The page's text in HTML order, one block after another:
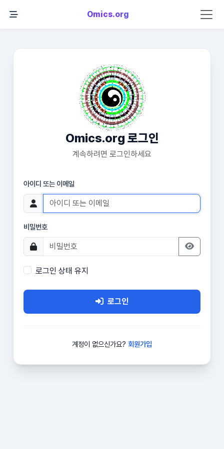
Omics.org
Omics.org 로그인
계속하려면 로그인하세요
아이디 또는 이메일
비밀번호
로그인 상태 유지
로그인
계정이 없으신가요? 회원가입